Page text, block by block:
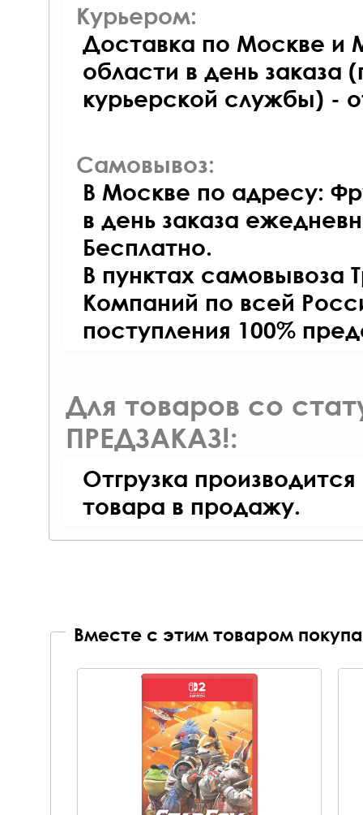
Курьером:
Доставка по Москве и
области в день заказа
курьерской службы) -
Самовывоз:
В Москве по адресу:
в день заказа
Бесплатно.
В пунктах самовывоза
Компаний по всей
поступления 100%
Для товаров со
ПРЕДЗАКАЗ!:
Отгрузка
товара в продажу.
Вместе с этим товаром